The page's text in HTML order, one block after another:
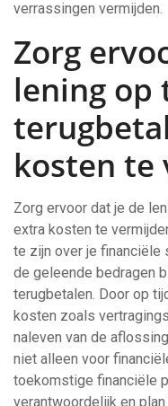
verrassingen vermijden.
Zorg
lening
kosten te
Zorg ervoor dat je de
extra kosten te
te zijn over je financiële
de geleende bedragen
terugbetalen. Door op
kosten zoals
naleven van de
niet alleen voor
toekomstige financiële
verantwoordelijk en